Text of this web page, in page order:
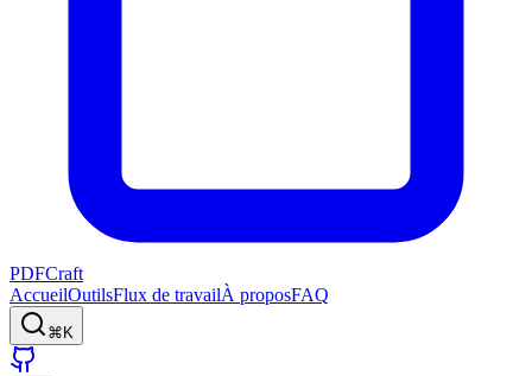
PDFCraft
AccueilOutilsFlux de travailÀ proposFAQ
⌘K